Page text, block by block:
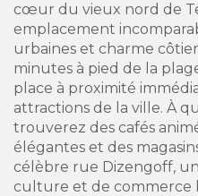
cœur du vieux nord de
emplacement
urbaines et charme
minutes à pied de la
place à proximité
attractions de la ville. À
trouverez des cafés
élégantes et des
célèbre rue Dizengoff,
culture et de commerce